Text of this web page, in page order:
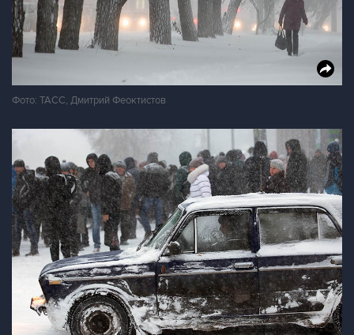
Фото: ТАСС, Дмитрий Феоктистов